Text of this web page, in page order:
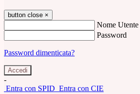
button close ×
Nome Utente
Password
Password dimenticata?
-
Entra con SPID Entra con CIE